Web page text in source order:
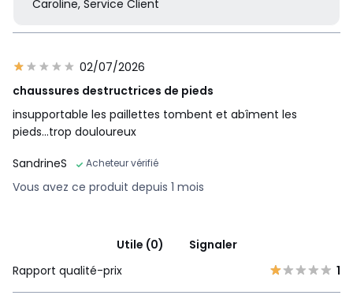
Caroline, Service Client
02/07/2026
chaussures destructrices de pieds
insupportable les paillettes tombent et abîment les
pieds...trop douloureux
SandrineS
Acheteur vérifié
Vous avez ce produit depuis 1 mois
Utile (0)
Signaler
Rapport qualité-prix
1